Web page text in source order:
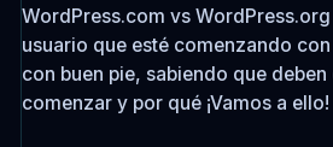
WordPress.com vs
usuario que esté comenzando
con buen pie, sabiendo que deben
comenzar y por qué ¡Vamos a ello!